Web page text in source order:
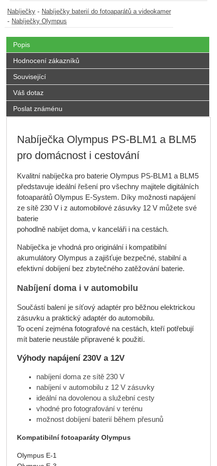
Nabíječky - Nabíječky baterií do fotoaparátů a videokamer
- Nabíječky Olympus
Popis
Hodnocení zákazníků
Související
Váš dotaz
Poslat známénu
Nabíječka Olympus PS-BLM1 a BLM5
pro domácnost i cestování
Kvalitní nabíječka pro baterie Olympus PS-BLM1 a BLM5
představuje ideální řešení pro všechny majitele digitálních
fotoaparátů Olympus E-System. Díky možnosti napájení
ze sítě 230 V i z automobilové zásuvky 12 V můžete své
baterie
pohodlně nabíjet doma, v kanceláři i na cestách.
Nabíječka je vhodná pro originální i kompatibilní
akumulátory Olympus a zajišťuje bezpečné, stabilní a
efektivní dobíjení bez zbytečného zatěžování baterie.
Nabíjení doma i v automobilu
Součástí balení je síťový adaptér pro běžnou elektrickou
zásuvku a praktický adaptér do automobilu.
To ocení zejména fotografové na cestách, kteří potřebují
mít baterie neustále připravené k použití.
Výhody napájení 230V a 12V
nabíjení doma ze sítě 230 V
nabíjení v automobilu z 12 V zásuvky
ideální na dovolenou a služební cesty
vhodné pro fotografování v terénu
možnost dobíjení baterií během přesunů
Kompatibilní fotoaparáty Olympus
Olympus E-1